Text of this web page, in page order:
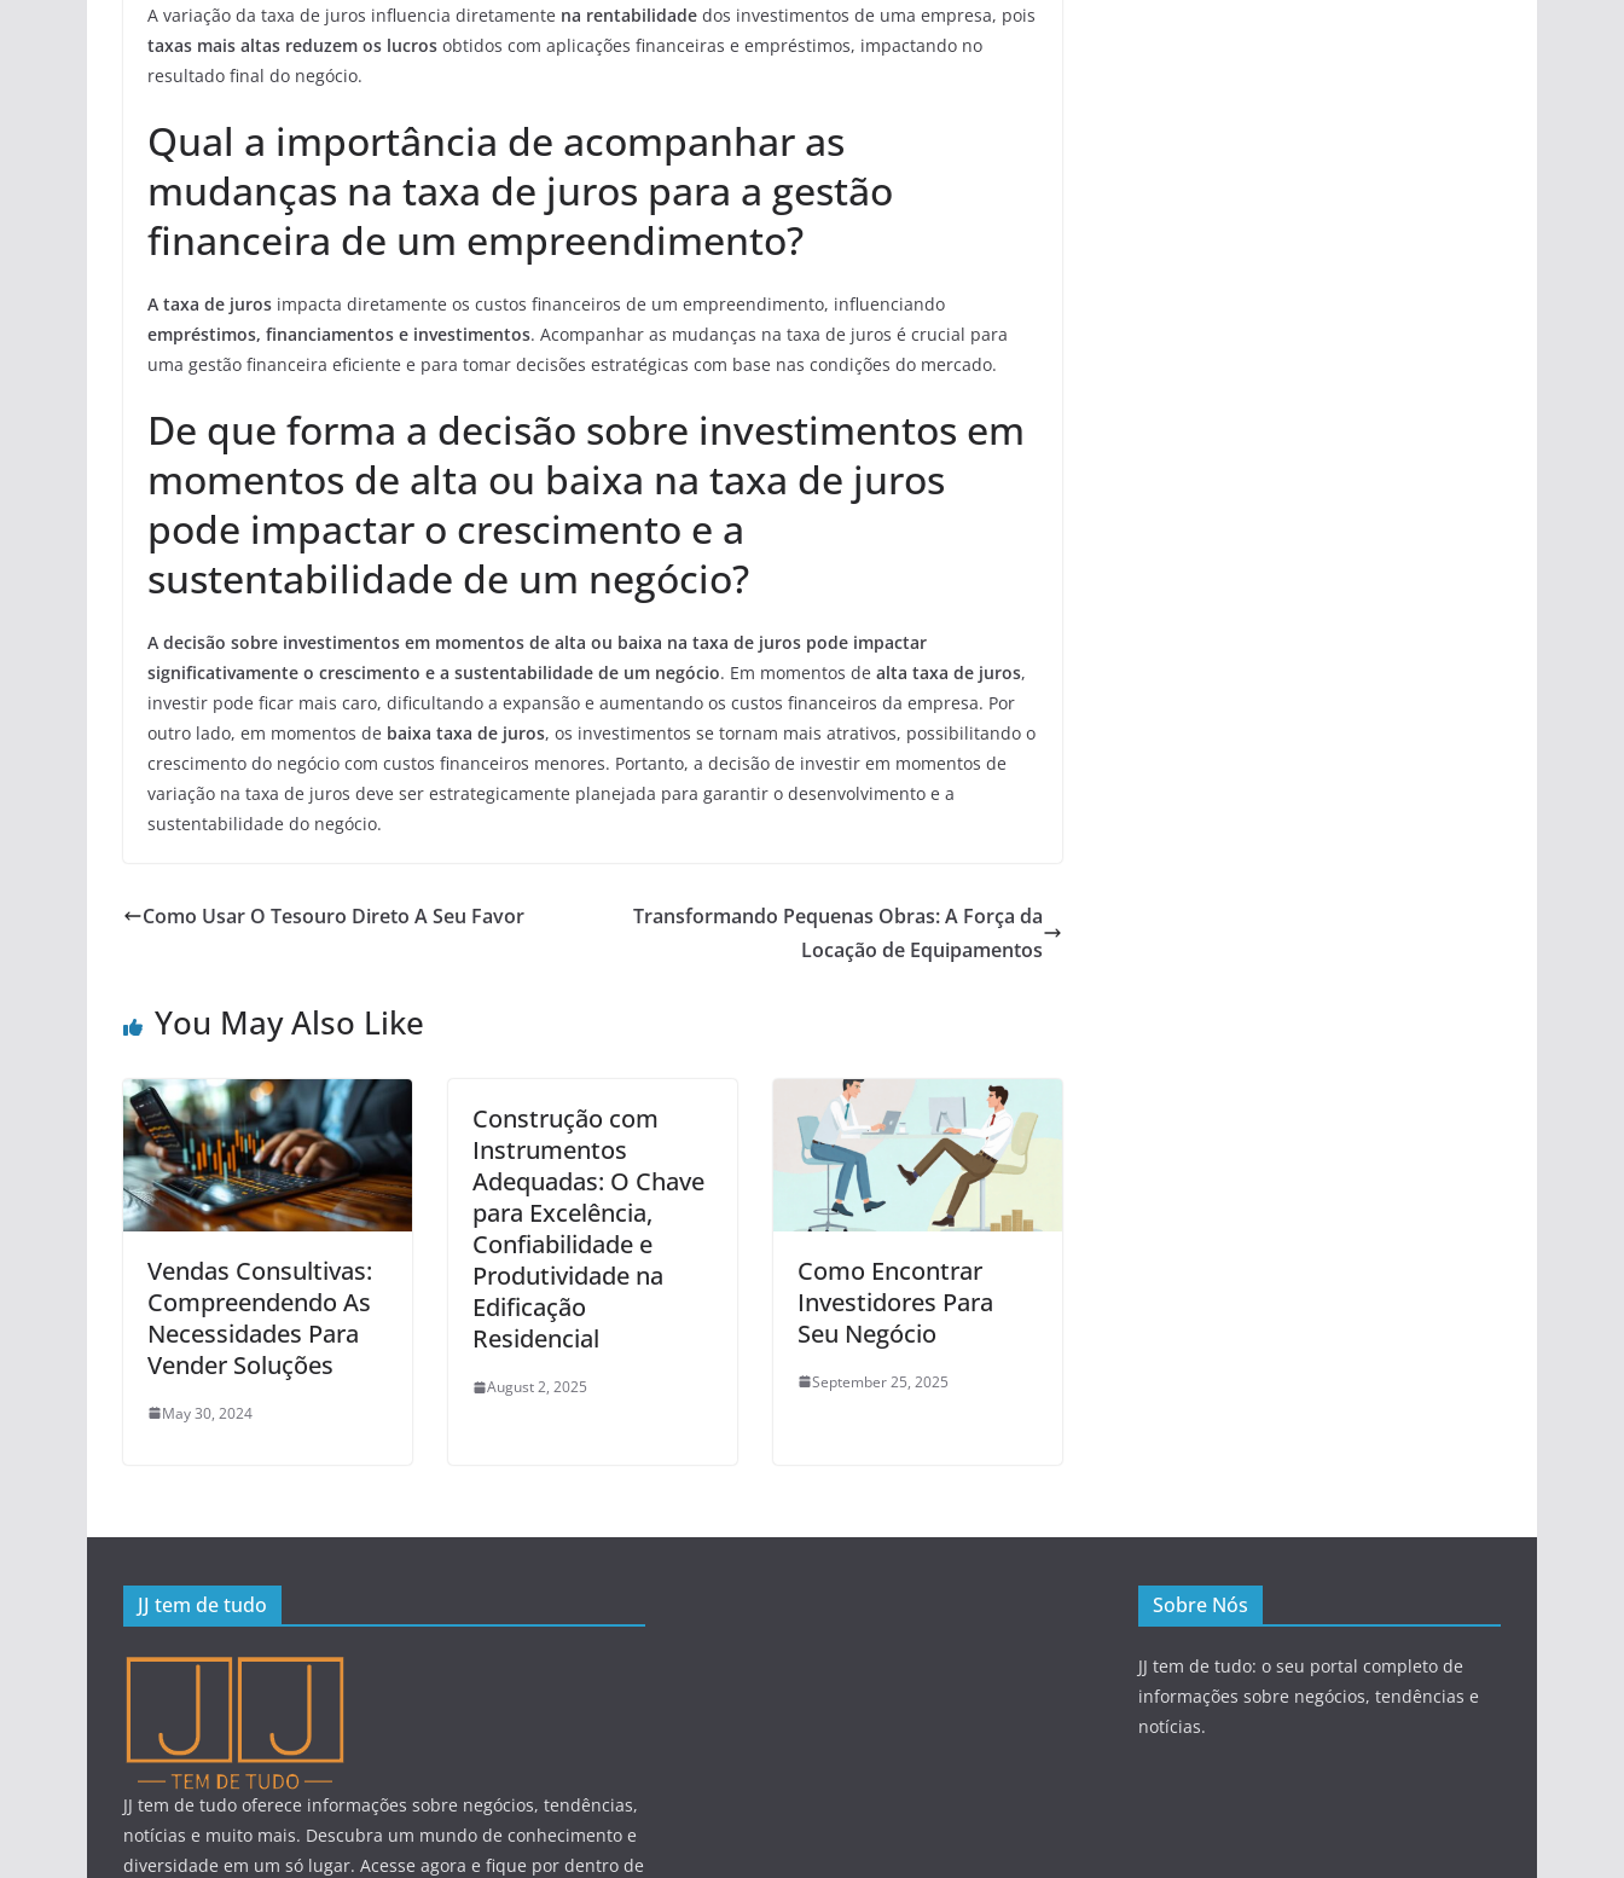
A variação da taxa de juros influencia diretamente na rentabilidade dos investimentos de uma empresa, pois
taxas mais altas reduzem os lucros obtidos com aplicações financeiras e empréstimos, impactando no
resultado final do negócio.
Qual a importância de acompanhar as
mudanças na taxa de juros para a gestão
financeira de um empreendimento?
A taxa de juros impacta diretamente os custos financeiros de um empreendimento, influenciando
empréstimos, financiamentos e investimentos. Acompanhar as mudanças na taxa de juros é crucial para
uma gestão financeira eficiente e para tomar decisões estratégicas com base nas condições do mercado.
De que forma a decisão sobre investimentos em
momentos de alta ou baixa na taxa de juros
pode impactar o crescimento e a
sustentabilidade de um negócio?
A decisão sobre investimentos em momentos de alta ou baixa na taxa de juros pode impactar
significativamente o crescimento e a sustentabilidade de um negócio. Em momentos de alta taxa de juros,
investir pode ficar mais caro, dificultando a expansão e aumentando os custos financeiros da empresa. Por
outro lado, em momentos de baixa taxa de juros, os investimentos se tornam mais atrativos, possibilitando o
crescimento do negócio com custos financeiros menores. Portanto, a decisão de investir em momentos de
variação na taxa de juros deve ser estrategicamente planejada para garantir o desenvolvimento e a
sustentabilidade do negócio.
Como Usar O Tesouro Direto A Seu Favor
Transformando Pequenas Obras: A Força da
Locação de Equipamentos
You May Also Like
Vendas Consultivas:
Compreendendo As
Necessidades Para
Vender Soluções
May 30, 2024
Construção com
Instrumentos
Adequadas: O Chave
para Excelência,
Confiabilidade e
Produtividade na
Edificação
Residencial
August 2, 2025
Como Encontrar
Investidores Para
Seu Negócio
September 25, 2025
JJ tem de tudo
JJ tem de tudo oferece informações sobre negócios, tendências,
notícias e muito mais. Descubra um mundo de conhecimento e
diversidade em um só lugar. Acesse agora e fique por dentro de
Sobre Nós
JJ tem de tudo: o seu portal completo de
informações sobre negócios, tendências e
notícias.